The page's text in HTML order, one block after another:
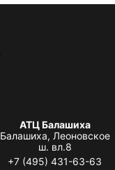
АТЦ Балашиха
Балашиха, Леоновское
ш. вл.8
+7 (495) 431-63-63